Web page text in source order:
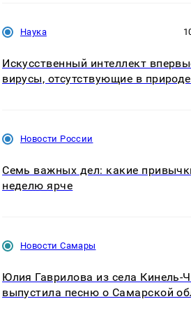
Наука
Искусственный интеллект
вирусы, отсутствующие в природе
Новости России
Семь важных дел: какие
неделю ярче
Новости Самары
Юлия Гаврилова из села Кинель-
выпустила песню о Самарской